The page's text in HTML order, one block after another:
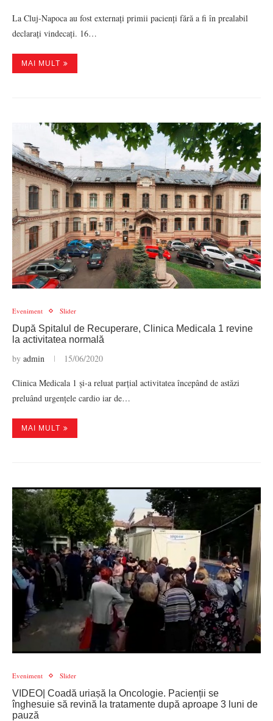
La Cluj-Napoca au fost externați primii pacienți fără a fi în prealabil
declarați vindecați. 16…
MAI MULT
Eveniment Slider
După Spitalul de Recuperare, Clinica Medicala 1 revine
la activitatea normală
by admin 15/06/2020
Clinica Medicala 1 și-a reluat parțial activitatea începând de astăzi
preluând urgențele cardio iar de…
MAI MULT
Eveniment Slider
VIDEO| Coadă uriașă la Oncologie. Pacienții se
înghesuie să revină la tratamente după aproape 3 luni de
pauză